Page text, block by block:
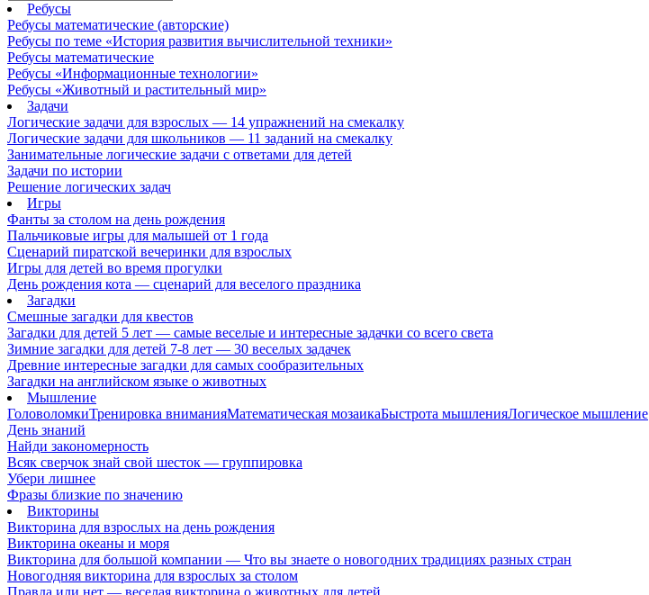
Ребусы
Ребусы математические (авторские)
Ребусы по теме «История развития вычислительной техники»
Ребусы математические
Ребусы «Информационные технологии»
Ребусы «Животный и растительный мир»
Задачи
Логические задачи для взрослых — 14 упражнений на смекалку
Логические задачи для школьников — 11 заданий на смекалку
Занимательные логические задачи с ответами для детей
Задачи по истории
Решение логических задач
Игры
Фанты за столом на день рождения
Пальчиковые игры для малышей от 1 года
Сценарий пиратской вечеринки для взрослых
Игры для детей во время прогулки
День рождения кота — сценарий для веселого праздника
Загадки
Смешные загадки для квестов
Загадки для детей 5 лет — самые веселые и интересные задачки со всего света
Зимние загадки для детей 7-8 лет — 30 веселых задачек
Древние интересные загадки для самых сообразительных
Загадки на английском языке о животных
Мышление
ГоловоломкиТренировка вниманияМатематическая мозаикаБыстрота мышленияЛогическое мышление
День знаний
Найди закономерность
Всяк сверчок знай свой шесток — группировка
Убери лишнее
Фразы близкие по значению
Викторины
Викторина для взрослых на день рождения
Викторина океаны и моря
Викторина для большой компании — Что вы знаете о новогодних традициях разных стран
Новогодняя викторина для взрослых за столом
Правда или нет — веселая викторина о животных для детей